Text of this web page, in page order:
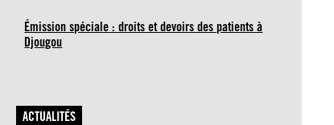
Émission spéciale : droits et devoirs des patients à
Djougou
ACTUALITÉS